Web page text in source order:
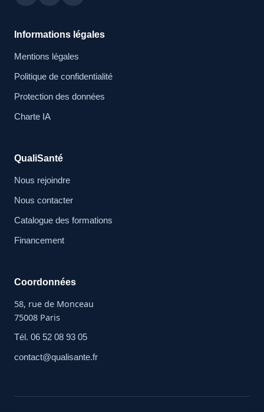
Informations légales
Mentions légales
Politique de confidentialité
Protection des données
Charte IA
QualiSanté
Nous rejoindre
Nous contacter
Catalogue des formations
Financement
Coordonnées
58, rue de Monceau
75008 Paris
Tél. 06 52 08 93 05
contact@qualisante.fr